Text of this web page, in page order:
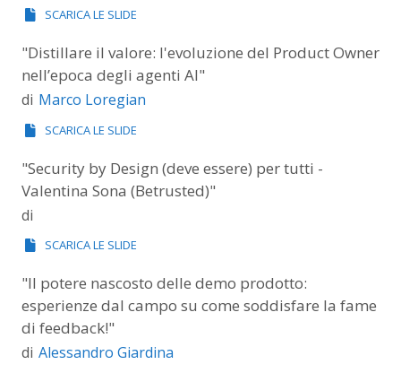
SCARICA LE SLIDE
"Distillare il valore: l'evoluzione del Product Owner
nell’epoca degli agenti AI"
di Marco Loregian
SCARICA LE SLIDE
"Security by Design (deve essere) per tutti -
Valentina Sona (Betrusted)"
di
SCARICA LE SLIDE
"Il potere nascosto delle demo prodotto:
esperienze dal campo su come soddisfare la fame
di feedback!"
di Alessandro Giardina